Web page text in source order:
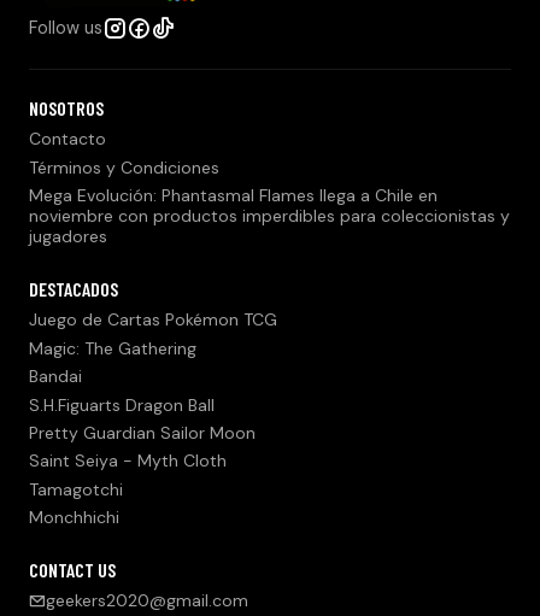
Follow us
NOSOTROS
Contacto
Términos y Condiciones
Mega Evolución: Phantasmal Flames llega a Chile en
noviembre con productos imperdibles para coleccionistas y
jugadores
DESTACADOS
Juego de Cartas Pokémon TCG
Magic: The Gathering
Bandai
S.H.Figuarts Dragon Ball
Pretty Guardian Sailor Moon
Saint Seiya - Myth Cloth
Tamagotchi
Monchhichi
CONTACT US
geekers2020@gmail.com